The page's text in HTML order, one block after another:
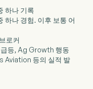
하나 기록
하나 경험. 이후 보통 어
로커
등, Ag Growth 행동
Aviation 등의 실적 발